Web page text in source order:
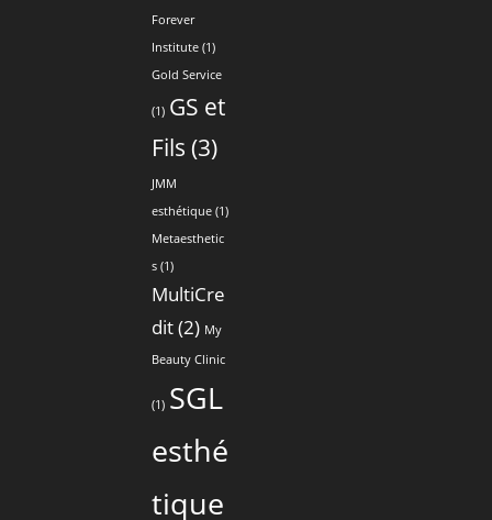
Forever
Institute (1)
Gold Service
(1) GS et
Fils (3)
JMM
esthétique (1)
Metaesthetic
s (1)
MultiCre
dit(2) My
Beauty Clinic
(1) SGL
esthé
tique